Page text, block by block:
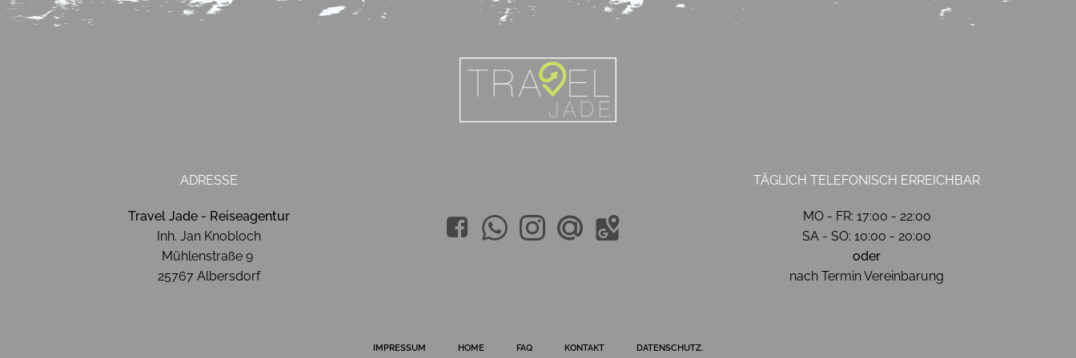
ADRESSE
Travel Jade - Reiseagentur
Inh. Jan Knobloch
Mühlenstraße 9
25767 Albersdorf
TÄGLICH TELEFONISCH ERREICHBAR
MO - FR: 17:00 - 22:00
SA - SO: 10:00 - 20:00
oder
nach Termin Vereinbarung
IMPRESSUM HOME FAQ KONTAKT DATENSCHUTZ.